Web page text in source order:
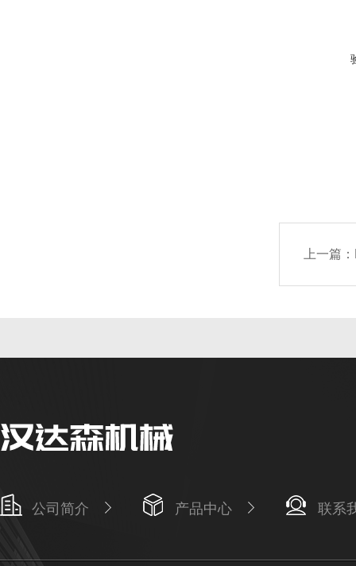
上一篇：
公司简介 产品中心 联系